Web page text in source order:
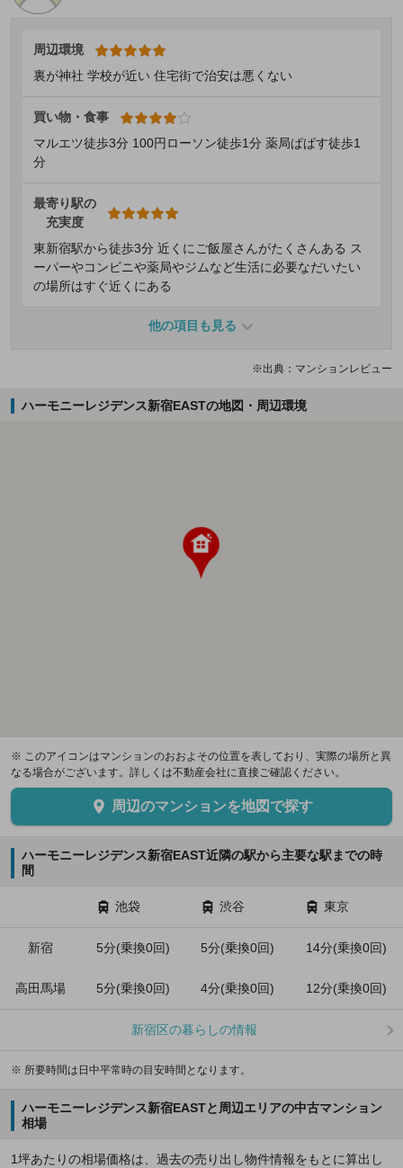
周辺環境
裏が神社 学校が近い 住宅街で治安は悪くない
買い物・食事
マルエツ徒歩3分 100円ローソン徒歩1分 薬局ぱぱす徒歩1
分
最寄り駅の
充実度
東新宿駅から徒歩3分 近くにご飯屋さんがたくさんある ス
ーパーやコンビニや薬局やジムなど生活に必要なだいたい
の場所はすぐ近くにある
他の項目も見る
※出典：マンションレビュー
ハーモニーレジデンス新宿EASTの地図・周辺環境
※ このアイコンはマンションのおおよその位置を表しており、実際の場所と異
なる場合がございます。詳しくは不動産会社に直接ご確認ください。
周辺のマンションを地図で探す
ハーモニーレジデンス新宿EAST近隣の駅から主要な駅までの時
間
池袋 渋谷 東京
新宿 5分(乗換0回) 5分(乗換0回) 14分(乗換0回)
高田馬場 5分(乗換0回) 4分(乗換0回) 12分(乗換0回)
新宿区の暮らしの情報
※ 所要時間は日中平常時の目安時間となります。
ハーモニーレジデンス新宿EASTと周辺エリアの中古マンション
相場
1坪あたりの相場価格は、過去の売り出し物件情報をもとに算出し